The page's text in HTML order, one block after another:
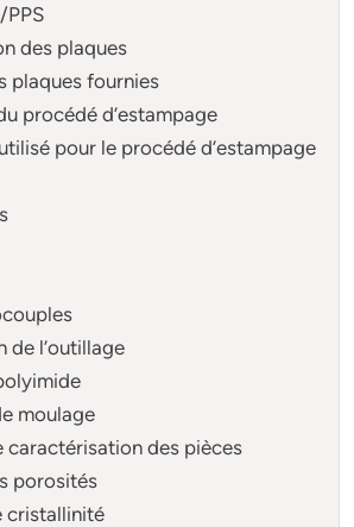
PPS
des plaques
plaques fournies
procédé d’estampage
pour le procédé d’estampage
de l’outillage
moulage
caractérisation des pièces
porosités
cristallinité